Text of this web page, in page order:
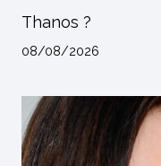
Thanos ?
08/08/2026